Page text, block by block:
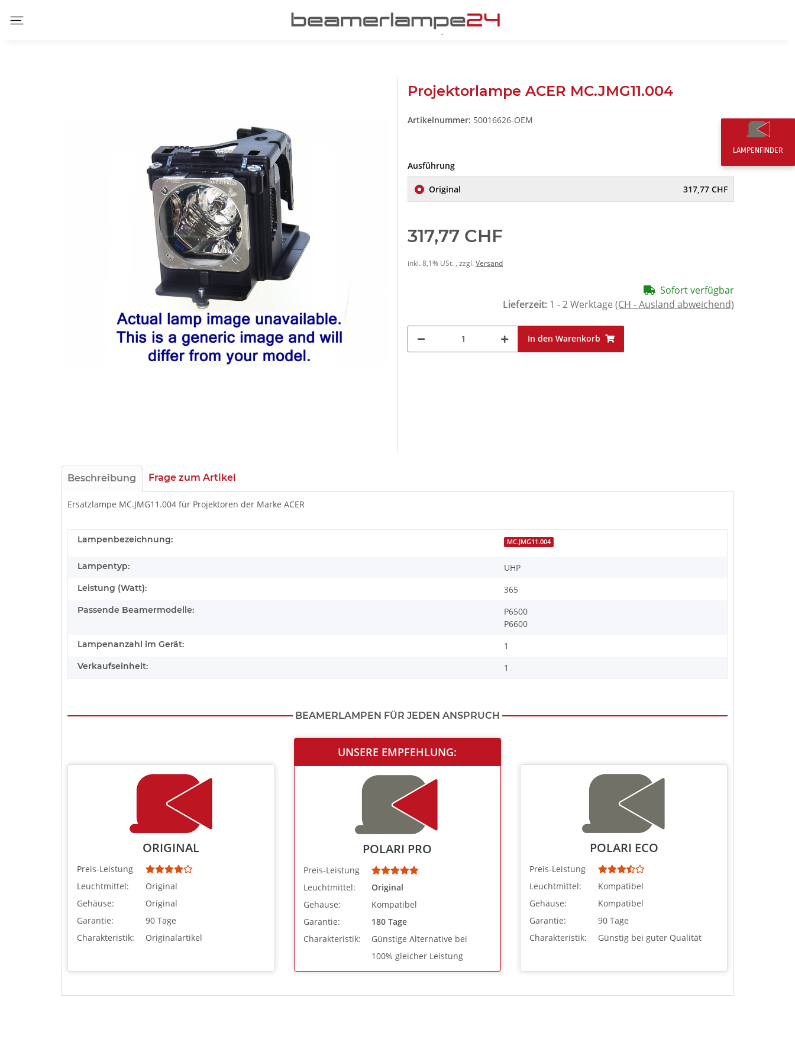
Projektorlampe ACER MC.JMG11.004
Artikelnummer: 50016626-OEM
Ausführung
Original 317,77 CHF
317,77 CHF
inkl. 8,1% USt. , zzgl.Versand
Sofort verfügbar
Lieferzeit: 1 - 2 Werktage (CH - Ausland abweichend)
In den Warenkorb
Beschreibung Frage zum Artikel
Ersatzlampe MC.JMG11.004 für Projektoren der Marke ACER
Lampenbezeichnung: MC.JMG11.004
Lampentyp: UHP
Leistung (Watt): 365
Passende Beamermodelle:
P6500
P6600
Lampenanzahl im Gerät: 1
Verkaufseinheit: 1
BEAMERLAMPEN FÜR JEDEN ANSPRUCH
ORIGINAL
Preis-Leistung
Leuchtmittel:
Original
Gehäuse:
Original
Garantie:
90 Tage
Charakteristik:
Originalartikel
UNSERE EMPFEHLUNG:
POLARI PRO
Preis-Leistung
Leuchtmittel:
Original
Gehäuse:
Kompatibel
Garantie:
180 Tage
Charakteristik:
Günstige Alternative bei
100% gleicher Leistung
POLARI ECO
Preis-Leistung
Leuchtmittel:
Kompatibel
Gehäuse:
Kompatibel
Garantie:
90 Tage
Charakteristik:
Günstig bei guter Qualität
LAMPENFINDER